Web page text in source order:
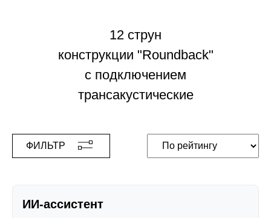
12 струн
конструкции "Roundback"
с подключением
трансакустические
ФИЛЬТР
ИИ-ассистент